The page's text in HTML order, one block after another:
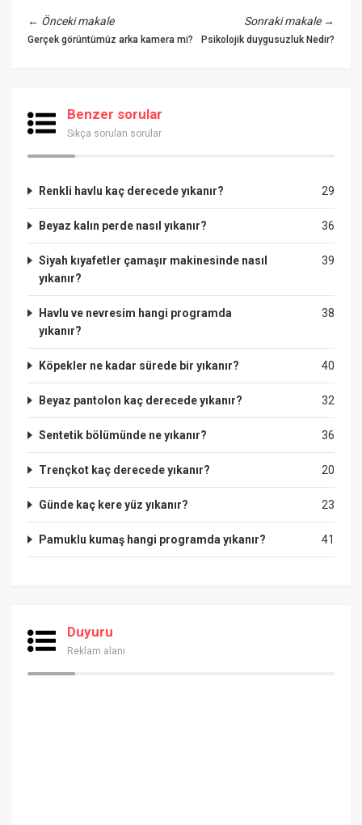
← Önceki makale
Gerçek görüntümüz arka kamera mi?
Sonraki makale→
Psikolojik duygusuzluk Nedir?
Benzer sorular
Sıkça sorulan sorular
29
Renkli havlu kaç derecede yıkanır?
36
Beyaz kalın perde nasıl yıkanır?
39
Siyah kıyafetler çamaşır makinesinde nasıl
yıkanır?
38
Havlu ve nevresim hangi programda
yıkanır?
40
Köpekler ne kadar sürede bir yıkanır?
32
Beyaz pantolon kaç derecede yıkanır?
36
Sentetik bölümünde ne yıkanır?
20
Trençkot kaç derecede yıkanır?
23
Günde kaç kere yüz yıkanır?
41
Pamuklu kumaş hangi programda yıkanır?
Duyuru
Reklam alanı